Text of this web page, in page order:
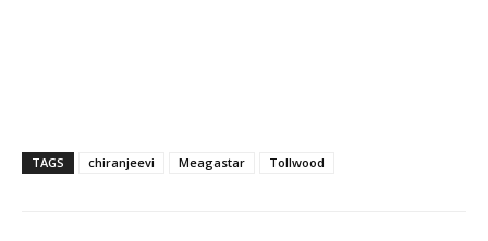
TAGS chiranjeevi Meagastar Tollwood